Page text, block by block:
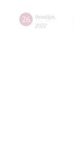
26 декабря
2022